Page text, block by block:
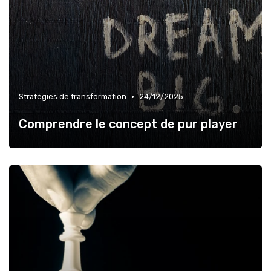
Stratégies de transformation • 24/12/2025
Comprendre le concept de pur player